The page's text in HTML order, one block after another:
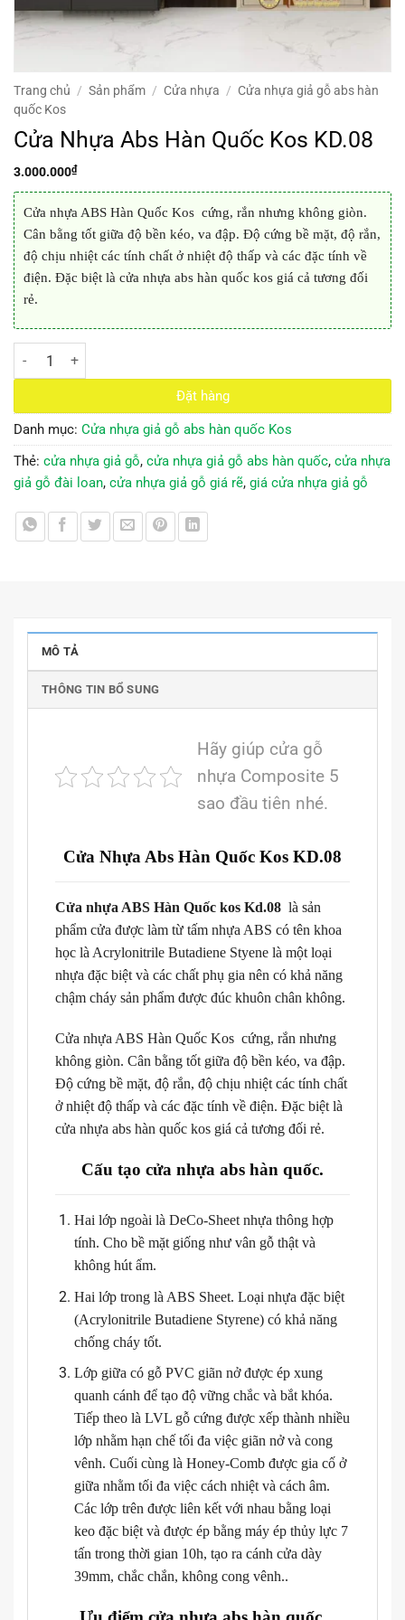
Trang chủ / Sản phẩm / Cửa nhựa / Cửa nhựa giả gỗ abs hàn
quốc Kos
Cửa Nhựa Abs Hàn Quốc Kos KD.08
3.000.000₫
Cửa nhựa ABS Hàn Quốc Kos cứng, rắn nhưng không giòn.
Cân bằng tốt giữa độ bền kéo, va đập. Độ cứng bề mặt, độ rắn,
độ chịu nhiệt các tính chất ở nhiệt độ thấp và các đặc tính về
điện. Đặc biệt là cửa nhựa abs hàn quốc kos giá cả tương đối
rẻ.
Cửa Nhựa Abs Hàn Quốc Kos KD.08 số lượng
Đặt hàng
Danh mục: Cửa nhựa giả gỗ abs hàn quốc Kos
Thẻ: cửa nhựa giả gỗ, cửa nhựa giả gỗ abs hàn quốc, cửa nhựa
giả gỗ đài loan, cửa nhựa giả gỗ giá rẽ, giá cửa nhựa giả gỗ
MÔ TẢ
THÔNG TIN BỔ SUNG
Hãy giúp cửa gỗ
nhựa Composite 5
sao đầu tiên nhé.
Cửa Nhựa Abs Hàn Quốc Kos KD.08
Cửa nhựa ABS Hàn Quốc kos Kd.08 là sản
phẩm cửa được làm từ tấm nhựa ABS có tên khoa
học là Acrylonitrile Butadiene Styene là một loại
nhựa đặc biệt và các chất phụ gia nên có khả năng
chậm cháy sản phẩm được đúc khuôn chân không.
Cửa nhựa ABS Hàn Quốc Kos cứng, rắn nhưng
không giòn. Cân bằng tốt giữa độ bền kéo, va đập.
Độ cứng bề mặt, độ rắn, độ chịu nhiệt các tính chất
ở nhiệt độ thấp và các đặc tính về điện. Đặc biệt là
cửa nhựa abs hàn quốc kos giá cả tương đối rẻ.
Cấu tạo cửa nhựa abs hàn quốc.
Hai lớp ngoài là DeCo-Sheet nhựa thông hợp
tính. Cho bề mặt giống như vân gỗ thật và
không hút ẩm.
Hai lớp trong là ABS Sheet. Loại nhựa đặc biệt
(Acrylonitrile Butadiene Styrene) có khả năng
chống cháy tốt.
Lớp giữa có gỗ PVC giãn nở được ép xung
quanh cánh để tạo độ vững chắc và bắt khóa.
Tiếp theo là LVL gỗ cứng được xếp thành nhiều
lớp nhằm hạn chế tối đa việc giãn nở và cong
vênh. Cuối cùng là Honey-Comb được gia cố ở
giữa nhằm tối đa việc cách nhiệt và cách âm.
Các lớp trên được liên kết với nhau bằng loại
keo đặc biệt và được ép bằng máy ép thủy lực 7
tấn trong thời gian 10h, tạo ra cánh cửa dày
39mm, chắc chắn, không cong vênh..